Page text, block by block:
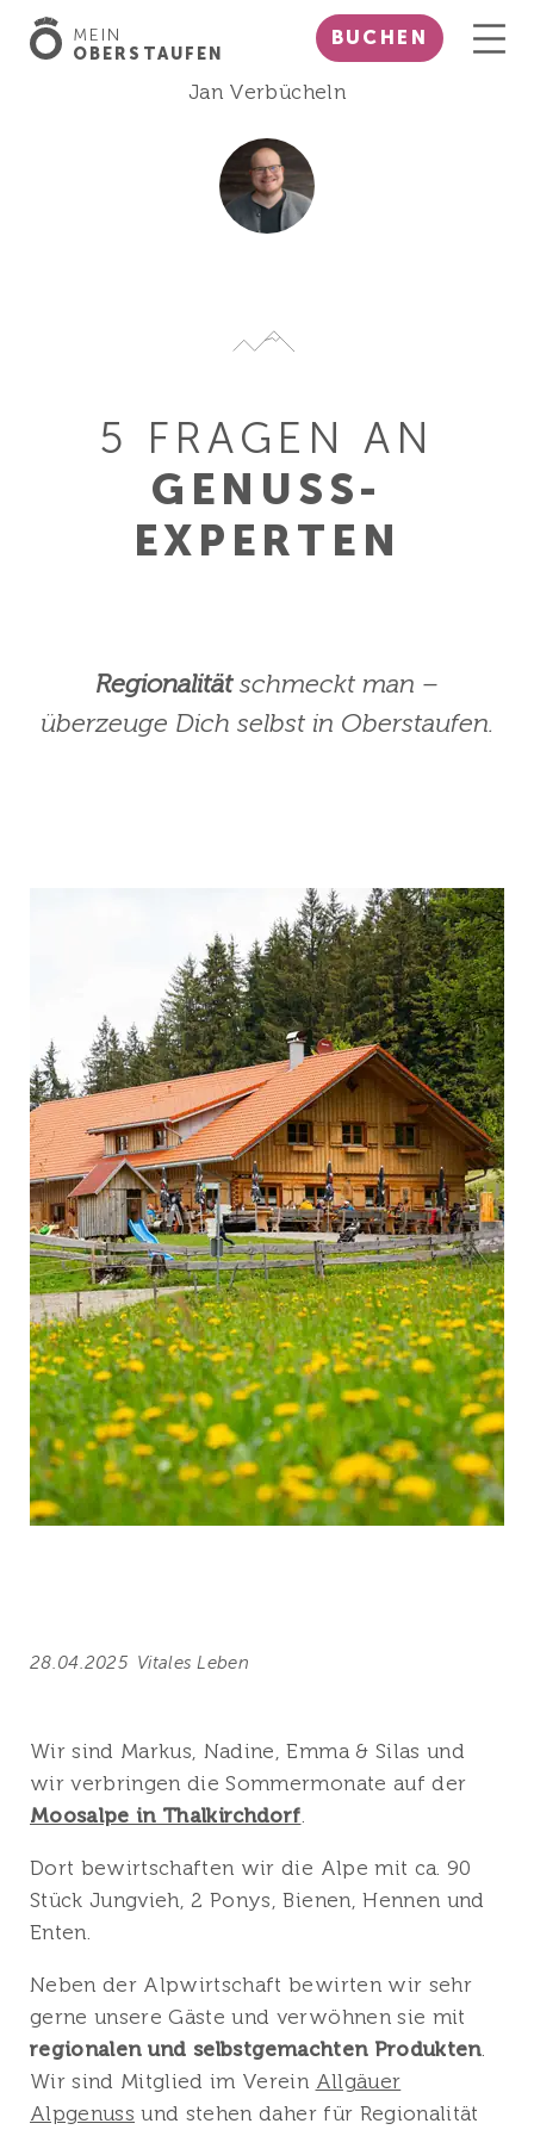
MEIN
OBERSTAUFEN
BUCHEN
Jan Verbücheln
5 FRAGEN AN
GENUSS-
EXPERTEN
Regionalitätschmeckt man –
überzeuge Dich selbst in Oberstaufen.
28.04.2025 Vitales Leben
Wir sind Markus, Nadine, Emma & Silas und
wir verbringen die Sommermonate auf der
Moosalpe in Thalkirchdorf.
Dort bewirtschaften wir die Alpe mit ca. 90
Stück Jungvieh, 2 Ponys, Bienen, Hennen und
Enten.
Neben der Alpwirtschaft bewirten wir sehr
gerne unsere Gäste und verwöhnen sie mit
regionalen und selbstgemachten Produkten.
Wir sind Mitglied im Verein Allgäuer
Alpgenuss und stehen daher für Regionalität